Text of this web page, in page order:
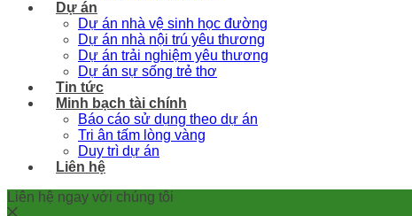
Dự án
Dự án nhà vệ sinh học đường
Dự án nhà nội trú yêu thương
Dự án trải nghiệm yêu thương
Dự án sự sống trẻ thơ
Tin tức
Minh bạch tài chính
Báo cáo sử dụng theo dự án
Tri ân tấm lòng vàng
Duy trì dự án
Liên hệ
Liên hệ ngay với chúng tôi